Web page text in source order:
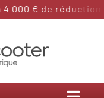
€ de réduction